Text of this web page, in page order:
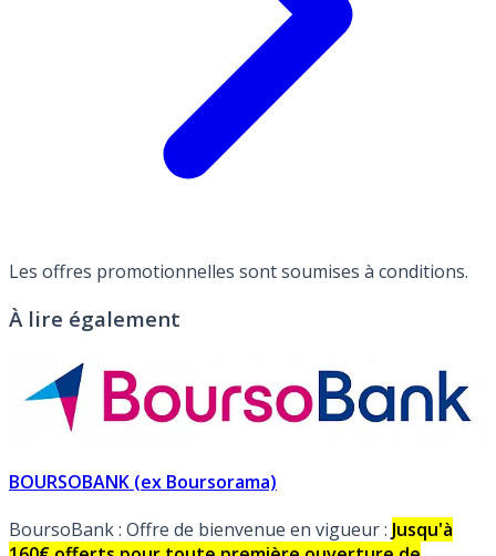
Les offres promotionnelles sont soumises à conditions.
À lire également
BOURSOBANK (ex Boursorama)
BoursoBank : Offre de bienvenue en vigueur : Jusqu'à